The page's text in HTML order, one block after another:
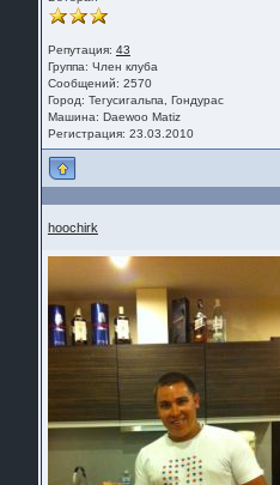
Репутация: 43
Группа: Член клуба
Сообщений: 2570
Город: Тегусигальпа, Гондурас
Машина: Daewoo Matiz
Регистрация: 23.03.2010
hoochirk